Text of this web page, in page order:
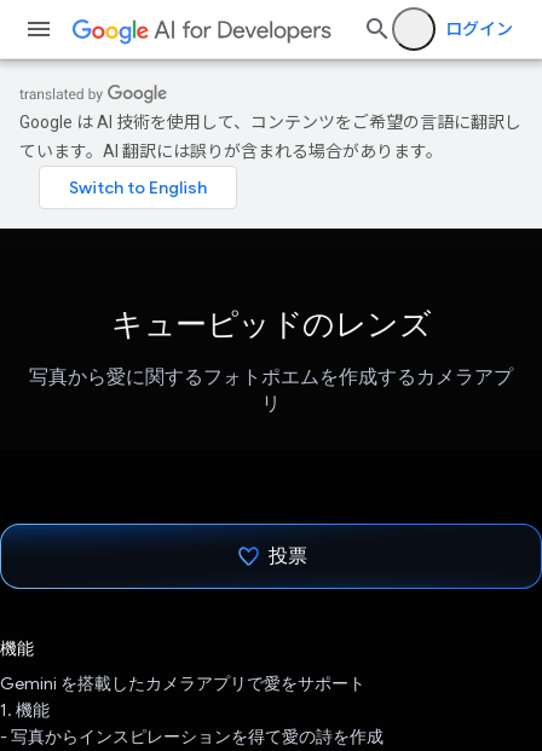
ログイン
Google は AI 技術を使用して、コンテンツをご希望の言語に翻訳し
ています。AI 翻訳には誤りが含まれる場合があります。
キューピッドのレンズ
写真から愛に関するフォトポエムを作成するカメラアプ
リ
投票
機能
Gemini を搭載したカメラアプリで愛をサポート
1. 機能
- 写真からインスピレーションを得て愛の詩を作成